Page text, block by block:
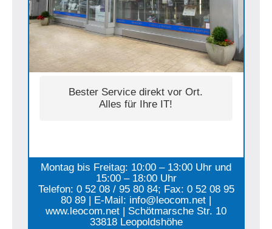
Bester Service direkt vor Ort.
Alles für Ihre IT!
Montag bis Freitag: 10:00 – 13:00 Uhr und
15:00 – 18:00 Uhr
Telefon: 0 52 08 / 95 80 84; Fax: 0 52 08 95
80 89 | E-Mail: info@leocom.net |
www.leocom.net | Schötmarsche Str. 10
33818 Leopoldshöhe